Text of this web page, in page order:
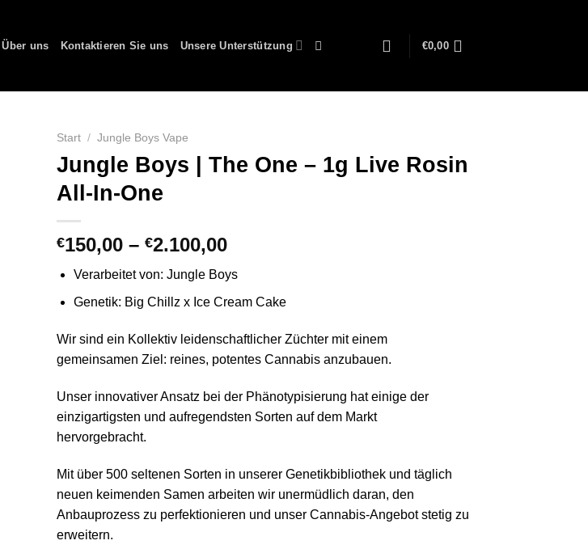
Über uns Kontaktieren Sie uns Unsere Unterstützung €0,00
Start / Jungle Boys Vape
Jungle Boys | The One – 1g Live Rosin
All-In-One
€150,00 – €2.100,00Preisspanne:
bis
€2.100,00
Verarbeitet von: Jungle Boys
Genetik: Big Chillz x Ice Cream Cake
Wir sind ein Kollektiv leidenschaftlicher Züchter mit einem
gemeinsamen Ziel: reines, potentes Cannabis anzubauen.
Unser innovativer Ansatz bei der Phänotypisierung hat einige der
einzigartigsten und aufregendsten Sorten auf dem Markt
hervorgebracht.
Mit über 500 seltenen Sorten in unserer Genetikbibliothek und täglich
neuen keimenden Samen arbeiten wir unermüdlich daran, den
Anbauprozess zu perfektionieren und unser Cannabis-Angebot stetig zu
erweitern.